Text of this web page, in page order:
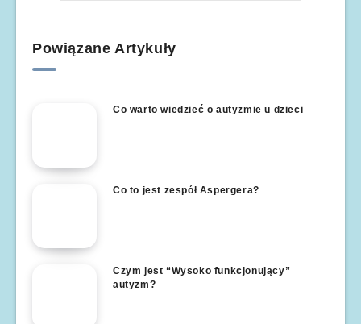
Powiązane Artykuły
Co warto wiedzieć o autyzmie u dzieci
Co to jest zespół Aspergera?
Czym jest “Wysoko funkcjonujący”
autyzm?